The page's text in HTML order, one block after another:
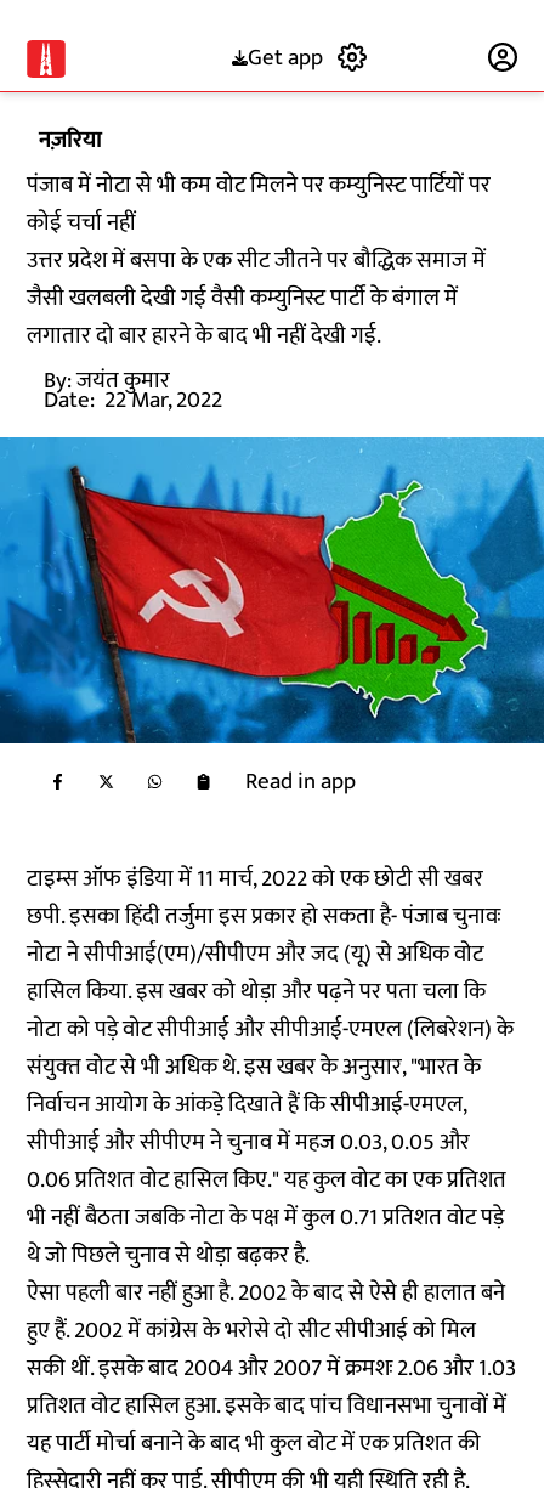
Get app
नज़रिया
पंजाब में नोटा से भी कम वोट मिलने पर कम्‍युनिस्‍ट पार्टियों पर
कोई चर्चा नहीं
उत्तर प्रदेश में बसपा के एक सीट जीतने पर बौद्धिक समाज में
जैसी खलबली देखी गई वैसी कम्युनिस्ट पार्टी के बंगाल में
लगातार दो बार हारने के बाद भी नहीं देखी गई.
By:जयंत कुमार
Date: 22 Mar, 2022
Read in app
टाइम्स ऑफ इंडिया में 11 मार्च, 2022 को एक छोटी सी खबर
छपी. इसका हिंदी तर्जुमा इस प्रकार हो सकता है- पंजाब चुनावः
नोटा ने सीपीआई(एम)/सीपीएम और जद (यू) से अधिक वोट
हासिल किया. इस खबर को थोड़ा और पढ़ने पर पता चला कि
नोटा को पड़े वोट सीपीआई और सीपीआई-एमएल (लिबरेशन) के
संयुक्‍त वोट से भी अधिक थे. इस खबर के अनुसार, "भारत के
निर्वाचन आयोग के आंकड़े दिखाते हैं कि सीपीआई-एमएल,
सीपीआई और सीपीएम ने चुनाव में महज 0.03, 0.05 और
0.06 प्रतिशत वोट हासिल किए." यह कुल वोट का एक प्रतिशत
भी नहीं बैठता जबकि नोटा के पक्ष में कुल 0.71 प्रतिशत वोट पड़े
थे जो पिछले चुनाव से थोड़ा बढ़कर है.
ऐसा पहली बार नहीं हुआ है. 2002 के बाद से ऐसे ही हालात बने
हुए हैं. 2002 में कांग्रेस के भरोसे दो सीट सीपीआई को मिल
सकी थीं. इसके बाद 2004 और 2007 में क्रमशः 2.06 और 1.03
प्रतिशत वोट हासिल हुआ. इसके बाद पांच विधानसभा चुनावों में
यह पार्टी मोर्चा बनाने के बाद भी कुल वोट में एक प्रतिशत की